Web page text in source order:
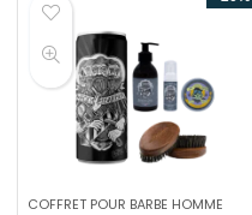
COFFRET POUR BARBE HOMME